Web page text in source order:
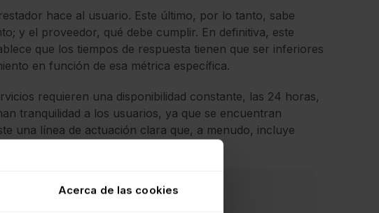
Acerca de las cookies
hace al usuario. Este último, por lo tanto, sabe
y el proveedor, qué debe cumplir. En definitiva, este
que los tiempos de respuesta tienen que ser inferiores
en función de esa métrica específica.
requieren una disponibilidad constante, las 24 horas,
tranquilidad a los usuarios, ya que se encuentran
una línea de actuación clara que, a menudo, incluye